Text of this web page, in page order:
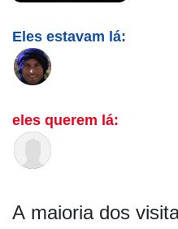
Eles estavam lá:
eles querem lá:
A maioria dos